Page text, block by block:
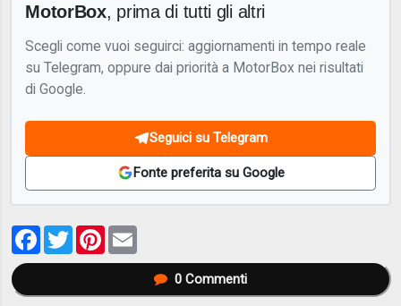
MotorBox, prima di tutti gli altri
Scegli come vuoi seguirci: aggiornamenti in tempo reale
su Telegram, oppure dai priorità a MotorBox nei risultati
di Google.
Seguici su Telegram
Fonte preferita su Google
Facebook
TwitterPinterest
0Commenti